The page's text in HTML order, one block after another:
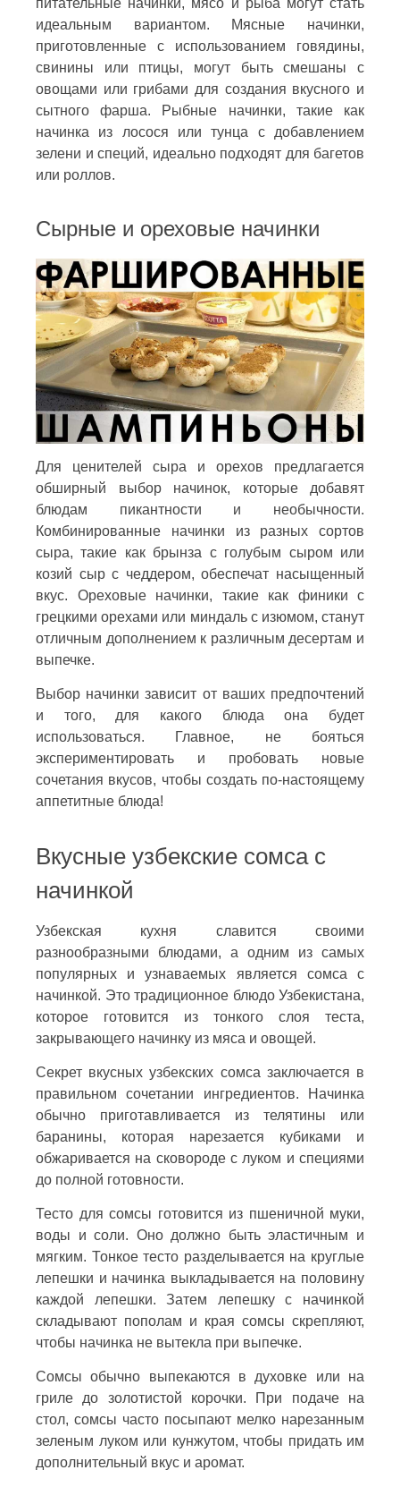
идеальным вариантом. Мясные начинки,
приготовленные с использованием говядины,
свинины или птицы, могут быть смешаны с
овощами или грибами для создания вкусного и
сытного фарша. Рыбные начинки, такие как
начинка из лосося или тунца с добавлением
зелени и специй, идеально подходят для багетов
или роллов.
Сырные и ореховые начинки
Для ценителей сыра и орехов предлагается
обширный выбор начинок, которые добавят
блюдам пикантности и необычности.
Комбинированные начинки из разных сортов
сыра, такие как брынза с голубым сыром или
козий сыр с чеддером, обеспечат насыщенный
вкус. Ореховые начинки, такие как финики с
грецкими орехами или миндаль с изюмом, станут
отличным дополнением к различным десертам и
выпечке.
Выбор начинки зависит от ваших предпочтений
и того, для какого блюда она будет
использоваться. Главное, не бояться
экспериментировать и пробовать новые
сочетания вкусов, чтобы создать по-настоящему
аппетитные блюда!
Вкусные узбекские сомса с
начинкой
Узбекская кухня славится своими
разнообразными блюдами, а одним из самых
популярных и узнаваемых является сомса с
начинкой. Это традиционное блюдо Узбекистана,
которое готовится из тонкого слоя теста,
закрывающего начинку из мяса и овощей.
Секрет вкусных узбекских сомса заключается в
правильном сочетании ингредиентов. Начинка
обычно приготавливается из телятины или
баранины, которая нарезается кубиками и
обжаривается на сковороде с луком и специями
до полной готовности.
Тесто для сомсы готовится из пшеничной муки,
воды и соли. Оно должно быть эластичным и
мягким. Тонкое тесто разделывается на круглые
лепешки и начинка выкладывается на половину
каждой лепешки. Затем лепешку с начинкой
складывают пополам и края сомсы скрепляют,
чтобы начинка не вытекла при выпечке.
Сомсы обычно выпекаются в духовке или на
гриле до золотистой корочки. При подаче на
стол, сомсы часто посыпают мелко нарезанным
зеленым луком или кунжутом, чтобы придать им
дополнительный вкус и аромат.